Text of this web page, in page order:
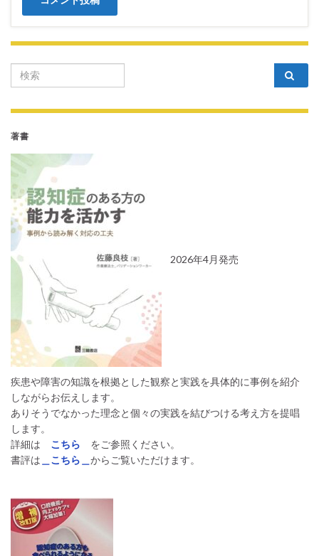
Search for:
著書
2026年4月発売
疾患や障害の知識を根拠とした観察と実践を具体的に事例を紹介
しながらお伝えします。
ありそうでなかった理念と個々の実践を結びつける考え方を提唱
します。
詳細は
こちら
をご参照ください。
書評は ＿こちら＿ からご覧いただけます。